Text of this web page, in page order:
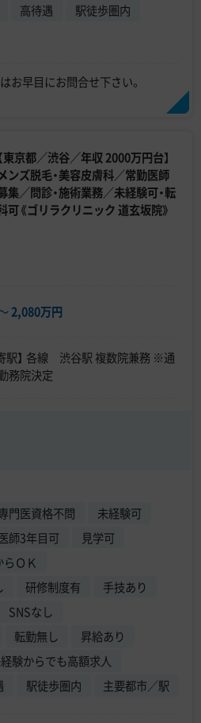
高待遇
駅徒歩圏内
お早目にお問合せ下さい。
【東京都／渋谷／年収 2000万円台】
ンズ脱毛・美容皮膚科／常勤医師
集／問診・施術業務／未経験可・転
可《ゴリラクリニック 道玄坂院》
2,080万円
駅】 各線 渋谷駅 複数院兼務 ※通
務院決定
門医資格不問
未経験可
師3年目可
見学可
ＯＫ
研修制度有
手技あり
SNSなし
転勤無し
昇給あり
験からでも高額求人
駅徒歩圏内 主要都市／駅